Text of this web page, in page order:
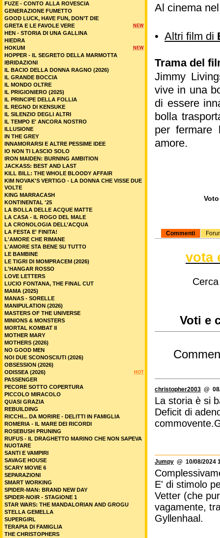
Al cinema
• Altri film di
Trama del
Jimmy
vive in una
di essere
bolla
per fermare
amore.
Commenti
vota
Voti e
christopher2003 @
La storia è si
Deficit di
Jumpy @ 10/08/2024
E' di stimolo
Vetter (che
vagamente,
Gyllenhaal.
FUZE - CONTO ALLA ROVESCIA
GENERAZIONE FUMETTO
GOOD LUCK, HAVE FUN, DON’T DIE
NEW
GRETA E LE FAVOLE VERE
HEN - STORIA DI UNA GALLINA
HIEDRA
NEW
HOKUM
HOPPER - IL SEGRETO DELLA MARMOTTA
IBRIDAZIONI
IL BACIO DELLA DONNA RAGNO (2026)
IL GRANDE BOCCIA
IL MONDO OLTRE
IL PRIGIONIERO (2025)
IL PRINCIPE DELLA FOLLIA
IL REGNO DI KENSUKE
IL SILENZIO DEGLI ALTRI
IL TEMPO E' ANCORA NOSTRO
ILLUSIONE
IN THE GREY
INNAMORARSI E ALTRE PESSIME IDEE
IO NON TI LASCIO SOLO
IRON MAIDEN: BURNING AMBITION
JACKASS: BEST AND LAST
KILL BILL: THE WHOLE BLOODY AFFAIR
KIM NOVAK'S VERTIGO - LA DONNA CHE VISSE DUE
VOLTE
KING MARRACASH
KONTINENTAL '25
LA BOLLA DELLE ACQUE MATTE
LA CASA - IL ROGO DEL MALE
LA CRONOLOGIA DELL’ACQUA
LA FESTA E' FINITA!
L'AMORE CHE RIMANE
L'AMORE STA BENE SU TUTTO
LE BAMBINE
LE TIGRI DI MOMPRACEM (2026)
L'HANGAR ROSSO
LOVE LETTERS
LUCIO FONTANA, THE FINAL CUT
MAMA (2025)
MANAS - SORELLE
MANIPULATION (2026)
MASTERS OF THE UNIVERSE
MINIONS & MONSTERS
MORTAL KOMBAT II
MOTHER MARY
MOTHERS (2026)
NO GOOD MEN
NOI DUE SCONOSCIUTI (2026)
OBSESSION (2026)
HOT
ODISSEA (2026)
PASSENGER
PECORE SOTTO COPERTURA
PICCOLO MIRACOLO
QUASI GRAZIA
REBUILDING
RICCHI... DA MORIRE - DELITTI IN FAMIGLIA
ROMERIA - IL MARE DEI RICORDI
ROSEBUSH PRUNING
RUFUS - IL DRAGHETTO MARINO CHE NON SAPEVA
NUOTARE
SANTI E VAMPIRI
SAVAGE HOUSE
SCARY MOVIE 6
SEPARAZIONI
SMART WORKING
SPIDER-MAN: BRAND NEW DAY
SPIDER-NOIR - STAGIONE 1
STAR WARS: THE MANDALORIAN AND GROGU
STELLA GEMELLA
SUPERGIRL
TERAPIA DI FAMIGLIA
THE CHRISTOPHERS